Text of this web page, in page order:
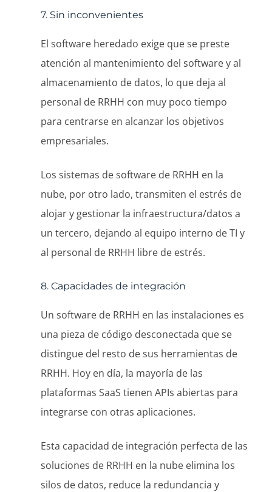
7. Sin inconvenientes
El software heredado exige que se preste
atención al mantenimiento del software y al
almacenamiento de datos, lo que deja al
personal de RRHH con muy poco tiempo
para centrarse en alcanzar los objetivos
empresariales.
Los sistemas de software de RRHH en la
nube, por otro lado, transmiten el estrés de
alojar y gestionar la infraestructura/datos a
un tercero, dejando al equipo interno de TI y
al personal de RRHH libre de estrés.
8. Capacidades de integración
Un software de RRHH en las instalaciones es
una pieza de código desconectada que se
distingue del resto de sus herramientas de
RRHH. Hoy en día, la mayoría de las
plataformas SaaS tienen APIs abiertas para
integrarse con otras aplicaciones.
Esta capacidad de integración perfecta de las
soluciones de RRHH en la nube elimina los
silos de datos, reduce la redundancia y